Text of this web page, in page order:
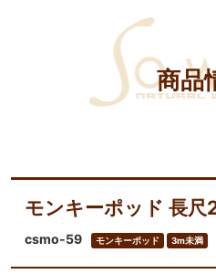
商品
モンキーポッド 長尺
csmo-59 モンキーポッド 3m未満